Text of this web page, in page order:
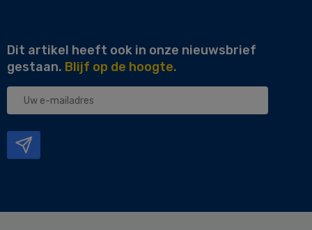
Dit artikel heeft ook in onze nieuwsbrief
gestaan. Blijf op de hoogte.
Uw